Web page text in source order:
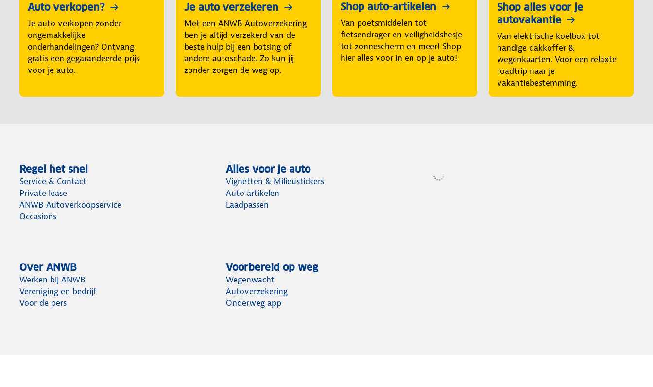
Auto verkopen?
Je auto verkopen zonder
ongemakkelijke
onderhandelingen? Ontvang
gratis een gegarandeerde prijs
voor je auto.
Je auto verzekeren
Met een ANWB Autoverzekering
ben je altijd verzekerd van de
beste hulp bij een botsing of
andere autoschade. Zo kun jij
zonder zorgen de weg op.
Shop auto-artikelen
Van poetsmiddelen tot
fietsendrager en veiligheidshesje
tot zonnescherm en meer! Shop
hier alles voor in en op je auto!
Shop alles voor je
autovakantie
Van elektrische koelbox tot
handige dakkoffer &
wegenkaarten. Voor een relaxte
roadtrip naar je
vakantiebestemming.
Regel het snel
Service & Contact
Private lease
ANWB Autoverkoopservice
Occasions
Alles voor je auto
Vignetten & Milieustickers
Auto artikelen
Laadpassen
Over ANWB
Werken bij ANWB
Vereniging en bedrijf
Voor de pers
Voorbereid op weg
Wegenwacht
Autoverzekering
Onderweg app